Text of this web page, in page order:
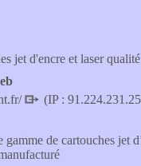
jet d'encre et laser
(IP :
de cartouches jet